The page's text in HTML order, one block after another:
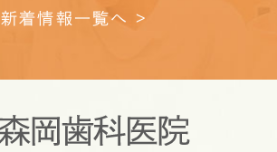
新着情報一覧へ >